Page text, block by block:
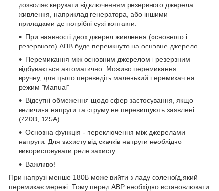
дозволяє керувати відключенням резервного джерела
живлення, наприклад генератора, або іншими
приладами де потрібні сухі контакти.
При наявності двох джерел живлення (основного і
резервного) АПВ буде перемкнуто на основне джерело.
Перемикання між основним джерелом і резервним
відбувається автоматично. Моживо перемикання
вручну, для цього переведіть маленький перемикач на
режим "Manual"
Відсутні обмеження щодо сфер застосування, якщо
величина напруги та струму не перевищують заявлені
(220В, 125А).
Основна функція - переключення між джерелами
напруги. Для захисту від скачків напруги необхідно
використовувати реле захисту.
Важливо!
При напрузі менше 180В може вийти з ладу соленоїд,який
перемикає мережі. Тому перед АВР необхідно встановлювати